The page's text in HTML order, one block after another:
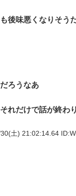
後味悪くなりそうだ
ろうなあ
れだけで話が終わ
30(土) 21:02:14.64